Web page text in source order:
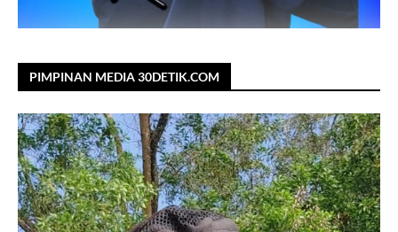
PIMPINAN MEDIA 30DETIK.COM